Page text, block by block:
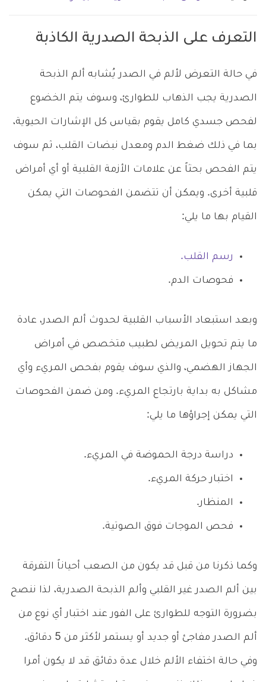
التعرف على الذبحة الصدرية الكاذبة
في حالة التعرض لألم في الصدر يُشابه ألم الذبحة
الصدرية يجب الذهاب للطوارئ، وسوف يتم الخضوع
لفحص جسدي كامل يقوم بقياس كل الإشارات الحيوية،
بما في ذلك ضغط الدم ومعدل نبضات القلب، ثم سوف
يتم الفحص بحثاً عن علامات الأزمة القلبية أو أي أمراض
قلبية أخرى. ويمكن أن تتضمن الفحوصات التي يمكن
القيام بها ما يلي:
رسم القلب.
فحوصات الدم.
وبعد استبعاد الأسباب القلبية لحدوث ألم الصدر، عادة
ما يتم تحويل المريض لطبيب متخصص في أمراض
الجهاز الهضمي، والذي سوف يقوم بفحص المريء وأي
مشاكل به بداية بارتجاع المريء. ومن ضمن الفحوصات
التي يمكن إجراؤها ما يلي:
دراسة درجة الحموضة في المريء.
اختبار حركة المريء.
المنظار.
فحص الموجات فوق الصوتية.
وكما ذكرنا من قبل قد يكون من الصعب أحياناً التفرقة
بين ألم الصدر غير القلبي وألم الذبحة الصدرية، لذا ننصح
بضرورة التوجه للطوارئ على الفور عند اختبار أي نوع من
ألم الصدر مفاجئ أو جديد أو يستمر لأكثر من 5 دقائق.
وفي حالة اختفاء الألم خلال عدة دقائق قد لا يكون أمرا